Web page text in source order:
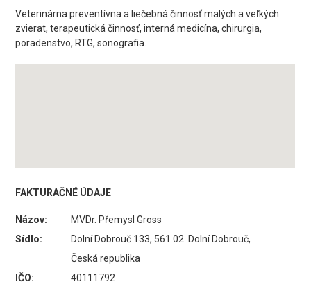
Veterinárna preventívna a liečebná činnosť malých a veľkých
zvierat, terapeutická činnosť, interná medicína, chirurgia,
poradenstvo, RTG, sonografia.
FAKTURAČNÉ ÚDAJE
Názov:
MVDr. Přemysl Gross
Sídlo:
Dolní Dobrouč 133, 561 02 Dolní Dobrouč,
Česká republika
IČO:
40111792